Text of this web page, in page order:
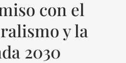
con el
y la
2030